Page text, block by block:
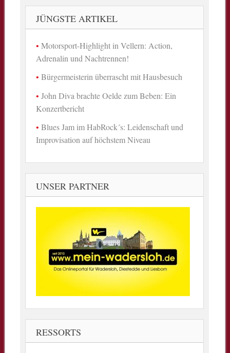
JÜNGSTE ARTIKEL
Motorsport-Highlight in Vellern: Action,
Adrenalin und Nachtrennen!
Bürgermeisterin überrascht mit Hausbesuch
John Diva brachte Oelde zum Beben: Ein
Konzertbericht
Blues Jam im HabRock´s: Leidenschaft und
Improvisation auf höchstem Niveau
UNSER PARTNER
RESSORTS